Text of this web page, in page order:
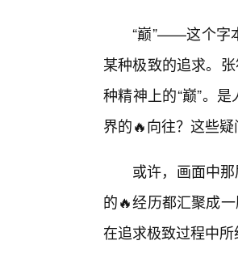
“巅”——这个字
某种极致的追求。
种精神上的“巅”。
界的🔥向往？这些
或许，画面中
的🔥经历都汇聚成
在追求极致过程中